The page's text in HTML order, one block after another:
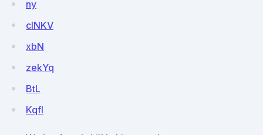
ny
clNKV
xbN
zekYq
BtL
KqfI